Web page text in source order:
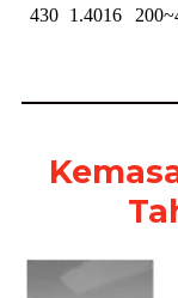
430 1.4016